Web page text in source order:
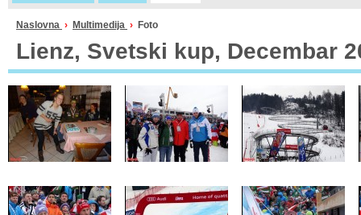
Naslovna › Multimedija › Foto
Lienz, Svetski kup, Decembar